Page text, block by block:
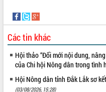
Lắk
Khơi thông điểm nghẽn, đẩy nhanh
giải ngân vốn khắc phục thiên tai
HĐND tỉnh thông qua điều chỉnh Quy
hoạch tỉnh thời kỳ 2021-2030
hoạch tỉnh Đắk Lắk thời kỳ 2021-2030,
Các tin khác
Hội thảo “Đổi mới nội dung,
của Chi hội Nông dân trong tình
Hội Nông dân tỉnh Đắk Lắk sơ
(03/08/2026, 15:28)